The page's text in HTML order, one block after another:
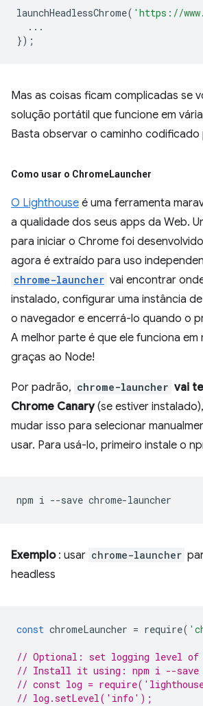
launchHeadlessChrome( 'https://
...
});
Mas as coisas ficam complicadas se
solução portátil que funcione em
Basta observar o caminho codificado
Como usar o ChromeLauncher
O Lighthouse é uma ferramenta
a qualidade dos seus apps da Web.
para iniciar o Chrome foi
agora é extraído para uso
chrome-launcher vai encontrar
instalado, configurar uma instância
o navegador e encerrá-lo quando o
A melhor parte é que ele funciona
graças ao Node!
Por padrão, chrome-launcher vai
Chrome Canary(se estiver
mudar isso para selecionar
usar. Para usá-lo, primeiro instale o
npm i --save
Exemplo: usar chrome-launcher
headless
const chromeLauncher = require(
// Optional: set logging level of
// Install it using: npm i --save
// const log =
// log.setLevel('info');